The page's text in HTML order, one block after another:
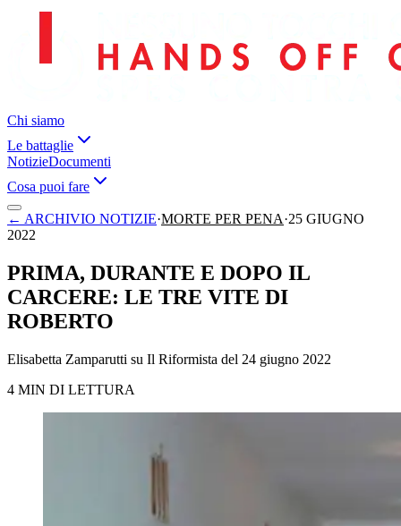
Chi siamo
Le battaglie
NotizieDocumenti
Cosa puoi fare
← ARCHIVIO NOTIZIE·MORTE PER PENA·25 GIUGNO
2022
PRIMA, DURANTE E DOPO IL
CARCERE: LE TRE VITE DI
ROBERTO
Elisabetta Zamparutti su Il Riformista del 24 giugno 2022
4 MIN DI LETTURA